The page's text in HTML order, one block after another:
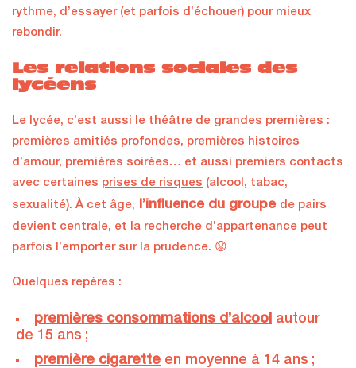
rythme, d’essayer (et parfois d’échouer) pour mieux
rebondir.
Les relations sociales des
lycéens
Le lycée, c’est aussi le théâtre de grandes premières :
premières amitiés profondes, premières histoires
d’amour, premières soirées… et aussi premiers contacts
avec certaines prises de risques (alcool, tabac,
sexualité). À cet âge, l’influence du groupe de pairs
devient centrale, et la recherche d’appartenance peut
parfois l’emporter sur la prudence. 😟
Quelques repères :
premières consommations d’alcool autour
de 15 ans ;
première cigarette en moyenne à 14 ans ;